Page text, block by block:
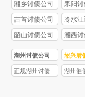
湘乡讨债公司 耒阳讨
吉首讨债公司
冷水
司
韶山讨债公司 湘西讨
湖州讨债公司 绍兴清
正规湖州讨债
湖州催